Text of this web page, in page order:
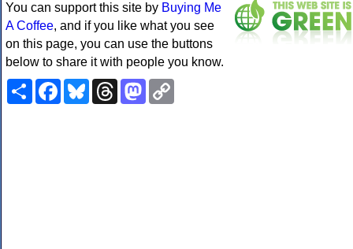
You can support this site by Buying Me
A Coffee, and if you like what you see
on this page, you can use the buttons
below to share it with people you know.
ShareFacebookBlueskyThreadsMastodon